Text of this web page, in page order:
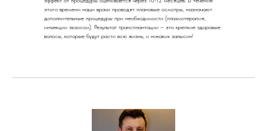
этого времени наши врачи проводят плановые осмотры, назначают
дополнительные процедуры при необходимости (плазмотерапия,
инъекции экзосом). Результат трансплантации – это крепкие здоровые
волосы, которые будут расти всю жизнь, и никаких залысин!